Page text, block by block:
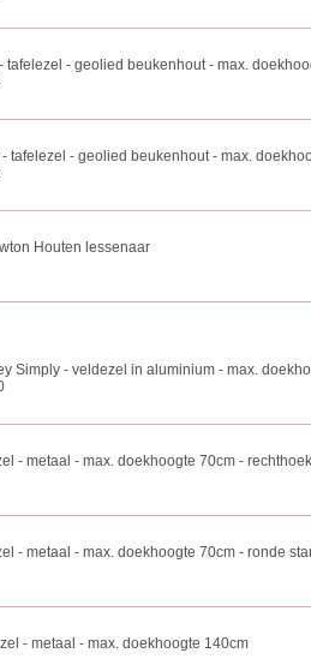
tafelezel - geolied beukenhout - max.
tafelezel - geolied beukenhout - max.
Houten lessenaar
Simply - veldezel in aluminium - max.
- metaal - max. doekhoogte 70cm -
- metaal - max. doekhoogte 70cm - ronde
- metaal - max. doekhoogte 140cm